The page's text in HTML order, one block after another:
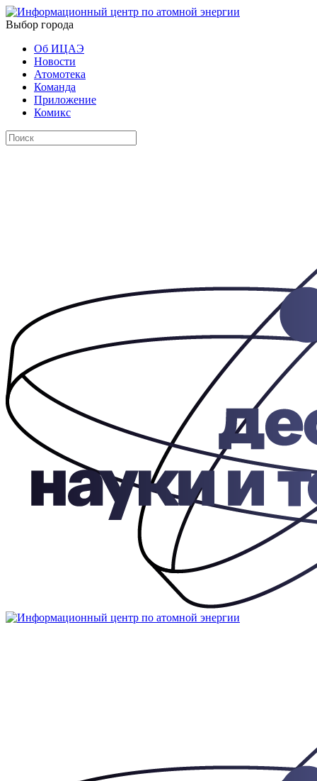
Выбор города
Об ИЦАЭ
Новости
Атомотека
Команда
Приложение
Комикс